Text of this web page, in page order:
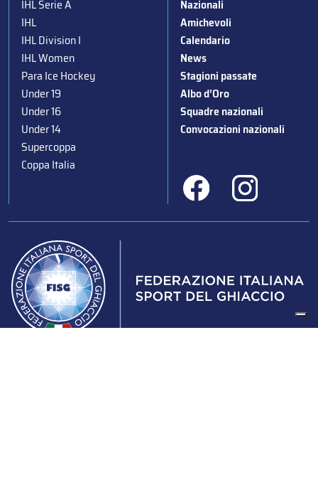
IHL Serie A
IHL
IHL Division I
IHL Women
Para Ice Hockey
Under 19
Under 16
Under 14
Supercoppa
Coppa Italia
Nazionali
Amichevoli
Calendario
News
Stagioni passate
Albo d’Oro
Squadre nazionali
Convocazioni nazionali